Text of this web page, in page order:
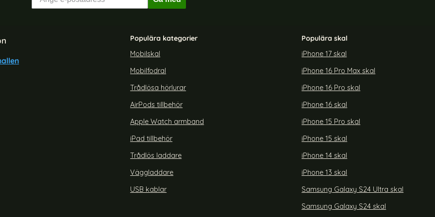
iPhone 11 - Plånboksfodral PU-Läder - Mörk
Blå
Art. nr 1467
rea pris
149 kr iPhone 11 - Plånboksfodral PU-Läder - Mörk Blå
iPhone 11 Pro - Fodral I Äkta Läder - Välj
Färg! (Svart)
Art. nr 7358
rea pristidigare pris
249 kr
Populära kategorier
Mobilskal
Mobilfodral
Trådlösa hörlurar
AirPods tillbehör
Apple Watch armband
iPad tillbehör
Trådlös laddare
Väggladdare
USB kablar
Populära skal
iPhone 17 skal
iPhone 16 Pro Max skal
iPhone 16 Pro skal
iPhone 16 skal
iPhone 15 Pro skal
iPhone 15 skal
iPhone 14 skal
iPhone 13 skal
Samsung Galaxy S24 Ultra skal
Samsung Galaxy S24 skal